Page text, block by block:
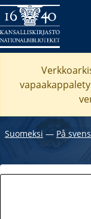
Suomeksi ― På